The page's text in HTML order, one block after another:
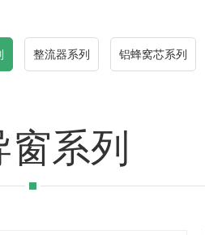
整流器系列 铝蜂窝芯系列
系列